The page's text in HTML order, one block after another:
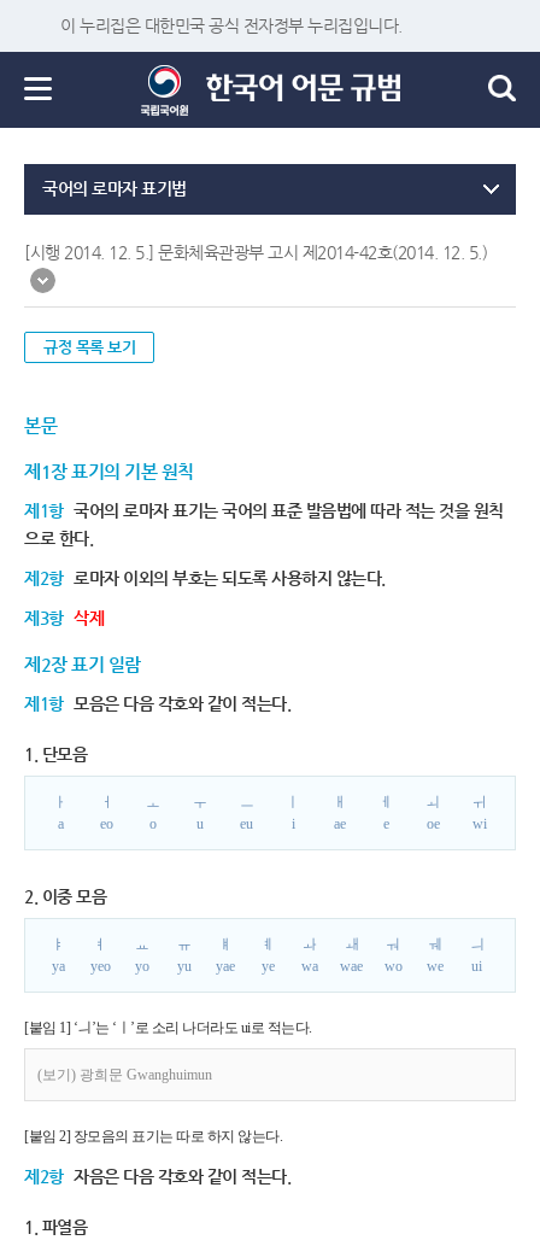
이 누리집은 대한민국 공식 전자정부 누리집입니다.
국어의 로마자 표기법
[시행 2014. 12. 5.] 문화체육관광부 고시 제2014-42호(2014. 12. 5.)
규정 목록 보기
본문
제1장 표기의 기본 원칙
제1항 국어의 로마자 표기는 국어의 표준 발음법에 따라 적는 것을 원칙
으로 한다.
제2항 로마자 이외의 부호는 되도록 사용하지 않는다.
제3항 삭제
제2장 표기 일람
제1항 모음은 다음 각호와 같이 적는다.
1. 단모음
ㅏ
a
ㅓ
eo
ㅗ
o
ㅜ
u
ㅡ
eu
i
ㅐ
ae
ㅔ
e
ㅚ
oe
ㅟ
wi
2. 이중 모음
ㅑ
ya
ㅕ
yeo
ㅛ
yo
ㅠ
yu
ㅒ
yae
ㅖ
ye
ㅘ
wa
ㅙ
wae
ㅝ
wo
ㅞ
we
ㅢ
ui
[붙임 1] ‘ㅢ’는 ‘ㅣ’로 소리 나더라도 ui로 적는다.
(보기) 광희문 Gwanghuimun
[붙임 2] 장모음의 표기는 따로 하지 않는다.
제2항 자음은 다음 각호와 같이 적는다.
1. 파열음